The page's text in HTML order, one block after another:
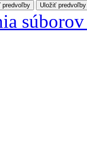
predvoľby Uložiť predvoľby